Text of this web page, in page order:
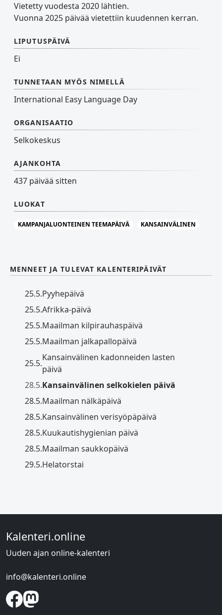
Vietetty vuodesta 2020 lähtien.
Vuonna 2025 päivää vietettiin kuudennen kerran.
LIPUTUSPÄIVÄ
Ei
TUNNETAAN MYÖS NIMELLÄ
International Easy Language Day
ORGANISAATIO
Selkokeskus
AJANKOHTA
437 päivää sitten
LUOKAT
KAMPANJALUONTEINEN TEEMAPÄIVÄ KANSAINVÄLINEN
MENNEET JA TULEVAT KALENTERIPÄIVÄT
25.5.Pyyhepäivä
25.5.Afrikka-päivä
25.5.Maailman kilpirauhaspäivä
25.5.Maailman jalkapallopäivä
25.5.
Kansainvälinen kadonneiden lasten
päivä
28.5.Kansainvälinen selkokielen päivä
28.5.Maailman nälkäpäivä
28.5.Kansainvälinen verisyöpäpäivä
28.5.Kuukautishygienian päivä
28.5.Maailman saukkopäivä
29.5.Helatorstai
Kalenteri.online
Uuden ajan online-kalenteri
info@kalenteri.online